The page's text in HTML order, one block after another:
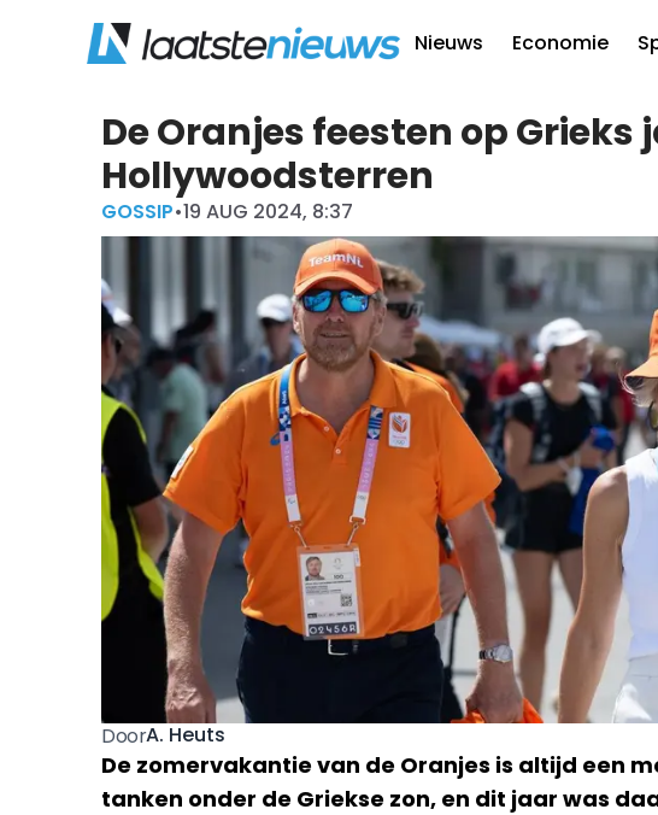
Nieuws Economie
De Oranjes feesten op
Hollywoodsterren
GOSSIP•19 AUG 2024, 8:37
DoorA. Heuts
De zomervakantie van de Oranjes is altijd een
tanken onder de Griekse zon, en dit jaar was